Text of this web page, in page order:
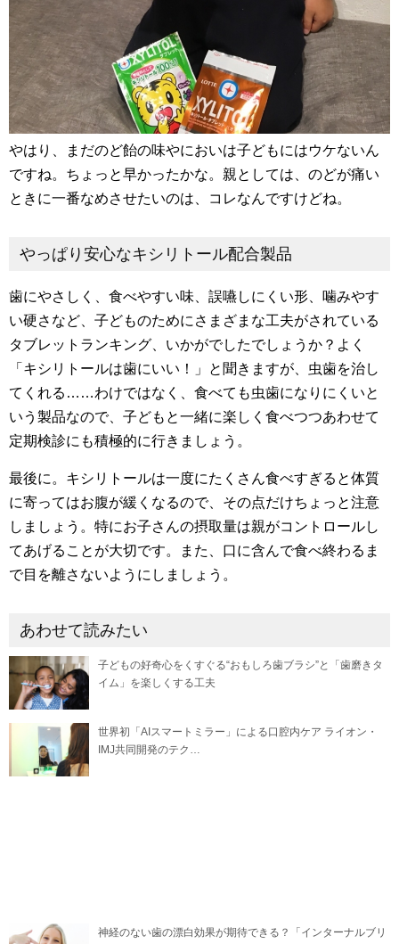
やはり、まだのど飴の味やにおいは子どもにはウケないん
ですね。ちょっと早かったかな。親としては、のどが痛い
ときに一番なめさせたいのは、コレなんですけどね。
やっぱり安心なキシリトール配合製品
歯にやさしく、食べやすい味、誤嚥しにくい形、噛みやす
い硬さなど、子どものためにさまざまな工夫がされている
タブレットランキング、いかがでしたでしょうか？よく
「キシリトールは歯にいい！」と聞きますが、虫歯を治し
てくれる……わけではなく、食べても虫歯になりにくいと
いう製品なので、子どもと一緒に楽しく食べつつあわせて
定期検診にも積極的に行きましょう。
最後に。キシリトールは一度にたくさん食べすぎると体質
に寄ってはお腹が緩くなるので、その点だけちょっと注意
しましょう。特にお子さんの摂取量は親がコントロールし
てあげることが大切です。また、口に含んで食べ終わるま
で目を離さないようにしましょう。
あわせて読みたい
子どもの好奇心をくすぐる“おもしろ歯ブラシ”と「歯磨きタ
イム」を楽しくする工夫
世界初「AIスマートミラー」による口腔内ケア ライオン・
IMJ共同開発のテク…
神経のない歯の漂白効果が期待できる？「インターナルブリ